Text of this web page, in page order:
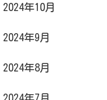
2024年10月
2024年9月
2024年8月
2024年7月